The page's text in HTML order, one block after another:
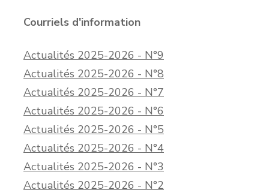
Courriels d'information
Actualités 2025-2026 - N°9
Actualités 2025-2026 - N°8
Actualités 2025-2026 - N°7
Actualités 2025-2026 - N°6
Actualités 2025-2026 - N°5
Actualités 2025-2026 - N°4
Actualités 2025-2026 - N°3
Actualités 2025-2026 - N°2